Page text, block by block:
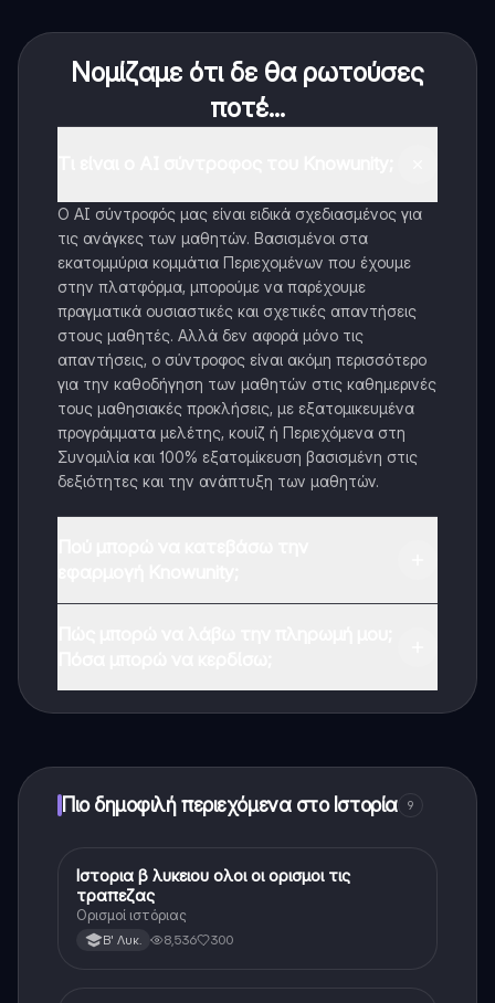
Νομίζαμε ότι δε θα ρωτούσες
ποτέ...
Ο AI σύντροφός μας είναι ειδικά σχεδιασμένος για
τις ανάγκες των μαθητών. Βασισμένοι στα
εκατομμύρια κομμάτια Περιεχομένων που έχουμε
στην πλατφόρμα, μπορούμε να παρέχουμε
πραγματικά ουσιαστικές και σχετικές απαντήσεις
στους μαθητές. Αλλά δεν αφορά μόνο τις
απαντήσεις, ο σύντροφος είναι ακόμη περισσότερο
για την καθοδήγηση των μαθητών στις καθημερινές
τους μαθησιακές προκλήσεις, με εξατομικευμένα
προγράμματα μελέτης, κουίζ ή Περιεχόμενα στη
Συνομιλία και 100% εξατομίκευση βασισμένη στις
δεξιότητες και την ανάπτυξη των μαθητών.
Πιο δημοφιλή περιεχόμενα στο Ιστορία 9
Ιστορία
Ιστορια β λυκειου ολοι οι ορισμοι τις
τραπεζας
Ορισμοί ιστόριας
Β' Λυκ. 8,536 300